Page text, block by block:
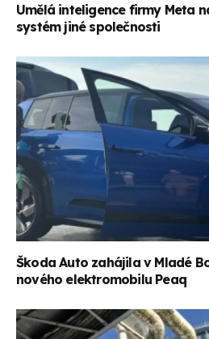
Umělá inteligence firmy Meta
systém jiné společnosti
Škoda Auto zahájila v Mladé
nového elektromobilu Peaq